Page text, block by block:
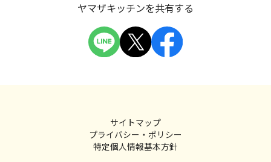
ヤマザキッチンを共有する
サイトマップ
プライバシー・ポリシー
特定個人情報基本方針